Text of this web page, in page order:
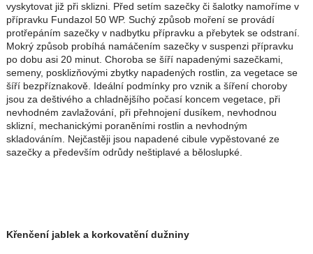
vyskytovat již při sklizni. Před setím sazečky či šalotky namoříme v
přípravku Fundazol 50 WP. Suchý způsob moření se provádí
protřepáním sazečky v nadbytku přípravku a přebytek se odstraní.
Mokrý způsob probíhá namáčením sazečky v suspenzi přípravku
po dobu asi 20 minut. Choroba se šíří napadenými sazečkami,
semeny, posklizňovými zbytky napadených rostlin, za vegetace se
šíří bezpříznakově. Ideální podmínky pro vznik a šíření choroby
jsou za deštivého a chladnějšího počasí koncem vegetace, při
nevhodném zavlažování, při přehnojení dusíkem, nevhodnou
sklizní, mechanickými poraněními rostlin a nevhodným
skladováním. Nejčastěji jsou napadené cibule vypěstované ze
sazečky a především odrůdy neštiplavé a běloslupké.
Křenčení jablek a korkovatění dužniny